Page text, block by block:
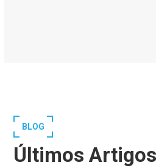
BLOG
Últimos Artigos